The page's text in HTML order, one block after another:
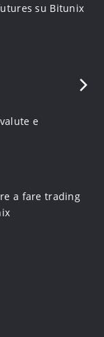
su Bitunix
e
a fare trading